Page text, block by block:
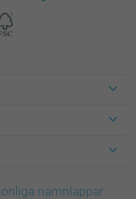
namnlappar